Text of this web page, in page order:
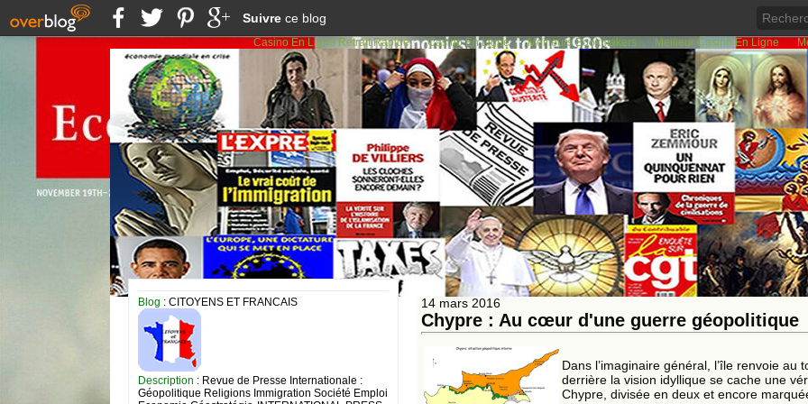
Casino En Ligne Retrait Rapide Casino En Ligne Meilleurs Bookmakers Meilleur Casino En Ligne
Suivrece blog
Blog : CITOYENS ET FRANCAIS
Description : Revue de Presse Internationale :
Géopolitique Religions Immigration Société Emploi
<< < 300 301 302 303 304 305 306 307 308
14 mars 2016
Chypre : Au cœur d'une guerre géopolitique
Dans l’imaginaire général, l’île renvoie
derrière la vision idyllique se cache une
Chypre, divisée en deux et encore